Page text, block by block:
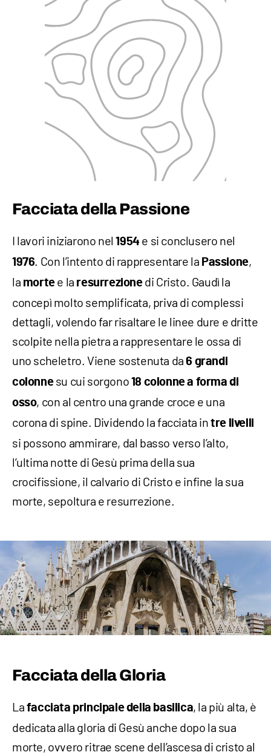
Facciata della Passione
I lavori iniziarono nel1954e si conclusero nel
1976. Con l’intento di rappresentare la Passione,
la mortee la resurrezionedi Cristo. Gaudì la
concepì molto semplificata, priva di complessi
dettagli, volendo far risaltare le linee dure e dritte
scolpite nella pietra a rappresentare le ossa di
uno scheletro. Viene sostenuta da6 grandi
colonnesu cui sorgono 18 colonne a forma di
osso, con al centro una grande croce e una
corona di spine. Dividendo la facciata intre livelli
si possono ammirare, dal basso verso l’alto,
l’ultima notte di Gesù prima della sua
crocifissione, il calvario di Cristo e infine la sua
morte, sepoltura e resurrezione.
Facciata della Gloria
La facciata principale della basilica, la più alta, è
dedicata alla gloria di Gesù anche dopo la sua
morte, ovvero ritrae scene dell’ascesa di cristo al